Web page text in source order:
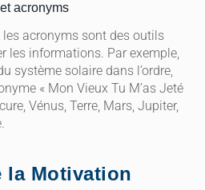
acronyms
les acronyms sont des outils
les informations. Par exemple,
système solaire dans l’ordre,
« Mon Vieux Tu M’as Jeté
Vénus, Terre, Mars, Jupiter,
la Motivation